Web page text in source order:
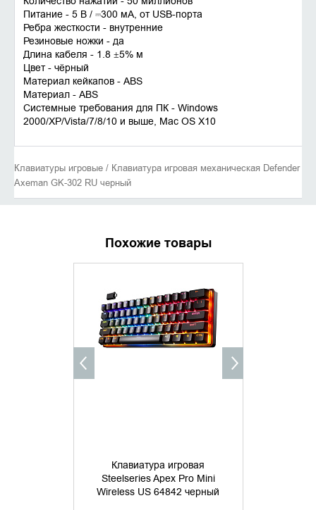
Питание - 5 В / ⎓300 мА, от USB-порта
Ребра жесткости - внутренние
Резиновые ножки - да
Длина кабеля - 1.8 ±5% м
Цвет - чёрный
Материал кейкапов - ABS
Материал - ABS
Системные требования для ПК - Windows
2000/XP/Vista/7/8/10 и выше, Mac OS X10
Клавиатуры игровые / Клавиатура игровая механическая Defender
Axeman GK-302 RU черный
Похожие товары
Клавиатура игровая
Steelseries Apex Pro Mini
Wireless US 64842 черный
УТОЧНИТЬ НАЛИЧИЕ